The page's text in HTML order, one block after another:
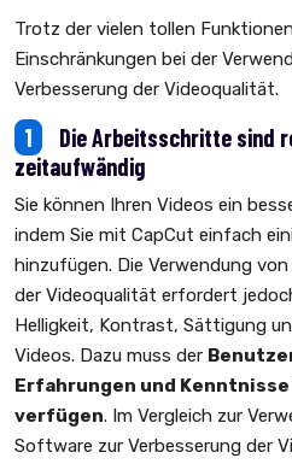
Trotz der vielen tollen
Einschränkungen bei der
Verbesserung der Videoqualität.
1
Die Arbeitsschritte sind
zeitaufwändig
Sie können Ihren Videos ein
indem Sie mit CapCut einfach
hinzufügen. Die Verwendung
der Videoqualität erfordert
Helligkeit, Kontrast, Sättigung
Videos. Dazu muss der
Erfahrungen und
verfügen. Im Vergleich zur
Software zur Verbesserung der